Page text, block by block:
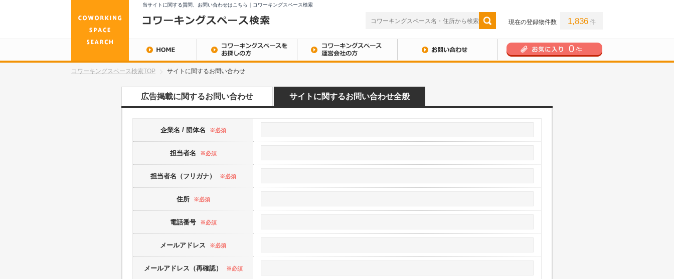
当サイトに関する質問、お問い合わせはこちら｜コワーキングスペース検索
現在の登録物件数 1,836 件
0 件
コワーキングスペース検索TOP サイトに関するお問い合わせ
広告掲載に関するお問い合わせ サイトに関するお問い合わせ全般
企業名 / 団体名 ※必須
担当者名 ※必須
担当者名（フリガナ） ※必須
住所 ※必須
電話番号 ※必須
メールアドレス ※必須
メールアドレス（再確認） ※必須